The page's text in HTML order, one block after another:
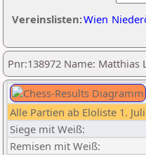
Vereinslisten:Wien
Pnr:138972 Name: Matthias
Alle Partien ab Eloliste 1.
Siege mit Weiß:
Remisen mit Weiß: